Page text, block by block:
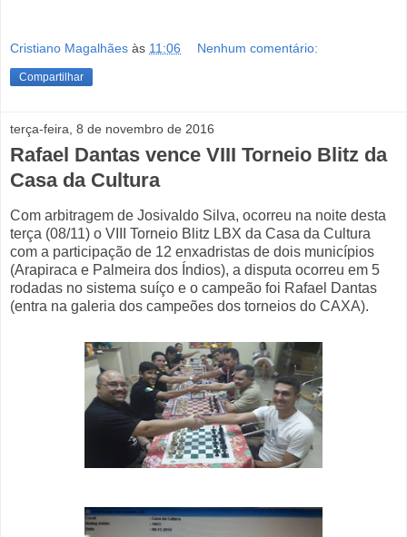
Cristiano Magalhães às 11:06 Nenhum comentário:
Compartilhar
terça-feira, 8 de novembro de 2016
Rafael Dantas vence VIII Torneio Blitz da
Casa da Cultura
Com arbitragem de Josivaldo Silva, ocorreu na noite desta
terça (08/11) o VIII Torneio Blitz LBX da Casa da Cultura
com a participação de 12 enxadristas de dois municípios
(Arapiraca e Palmeira dos Índios), a disputa ocorreu em 5
rodadas no sistema suíço e o campeão foi Rafael Dantas
(entra na galeria dos campeões dos torneios do CAXA).